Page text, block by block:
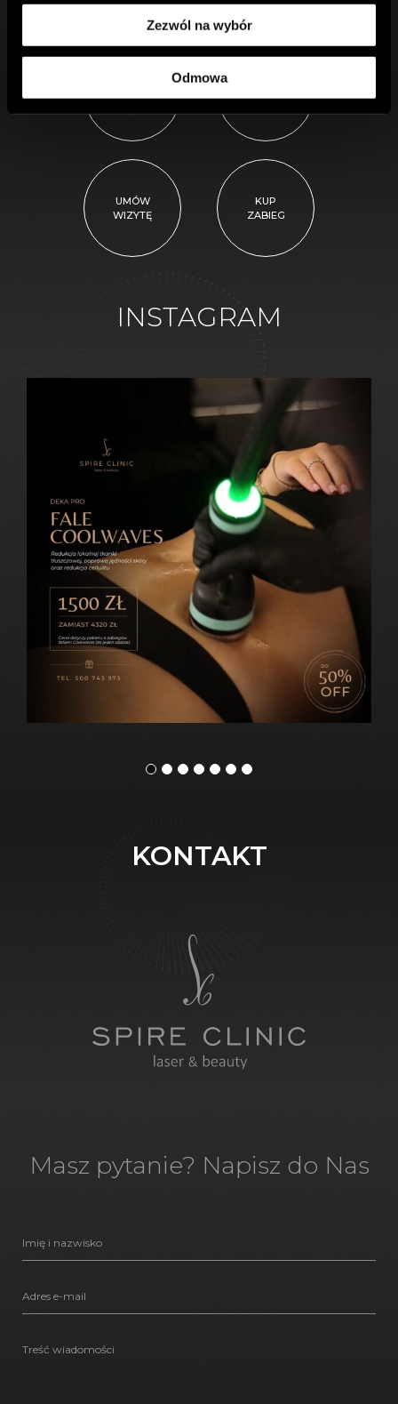
Zezwól na wybór
Odmowa
ZABIEGÓW
UMÓW
WIZYTĘ
KUP
ZABIEG
INSTAGRAM
KONTAKT
Masz pytanie? Napisz do Nas